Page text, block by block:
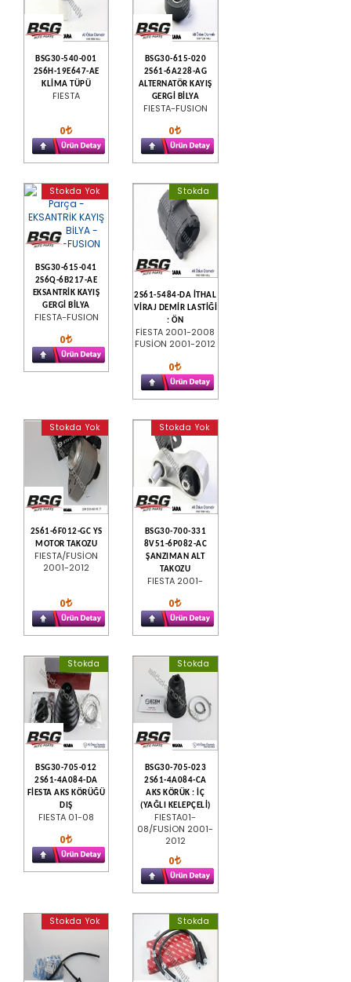
BSG30-540-001
2S6H-19E647-AE
KLİMA TÜPÜ
FIESTA
0
BSG30-615-020
2S61-6A228-AG
ALTERNATÖR KAYIŞ
GERGİ BİLYA
FIESTA-FUSION
0
Stokda Yok
BSG30-615-041
2S6Q-6B217-AE
EKSANTRİK KAYIŞ
GERGİ BİLYA
FIESTA-FUSION
0
Stokda
2S61-5484-DA İTHAL
VİRAJ DEMİR LASTİĞİ
: ÖN
FİESTA 2001-2008
FUSİON 2001-2012
0
Stokda Yok
2S61-6F012-GC YS
MOTOR TAKOZU
FIESTA/FUSİON
2001-2012
0
Stokda Yok
BSG30-700-331
8V51-6P082-AC
ŞANZIMAN ALT
TAKOZU
FIESTA 2001-
0
Stokda
BSG30-705-012
2S61-4A084-DA
FİESTA AKS KÖRÜĞÜ
DIŞ
FIESTA 01-08
0
Stokda
BSG30-705-023
2S61-4A084-CA
AKS KÖRÜK : İÇ
(YAĞLI KELEPÇELİ)
FIESTA01-
08/FUSİON 2001-
2012
0
Stokda Yok Stokda